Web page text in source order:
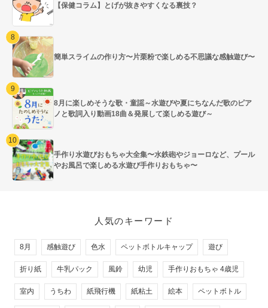
【保健コラム】とげが抜きやすくなる裏技？
簡単スライムの作り方〜片栗粉で楽しめる不思議な感触遊び〜
8月に楽しめそうな歌・童謡～水遊びや夏にちなんだ歌のピア
ノと歌詞入り動画18曲＆発展して楽しめる遊び～
手作り水遊びおもちゃ大全集〜水鉄砲やジョーロなど、プール
やお風呂で楽しめる水遊び手作りおもちゃ〜
人気のキーワード
8月 感触遊び 色水 ペットボトルキャップ 遊び
折り紙 牛乳パック 風鈴 幼児 手作りおもちゃ 4歳児
室内 うちわ 紙飛行機 紙粘土 絵本 ペットボトル